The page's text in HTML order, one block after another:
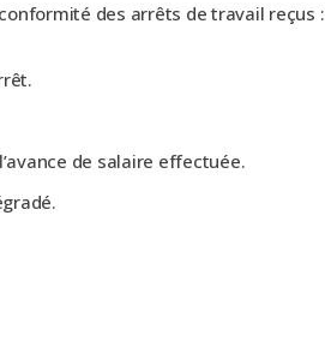
des arrêts de travail reçus :
de salaire effectuée.